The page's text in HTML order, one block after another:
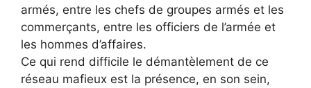
armés, entre les chefs de groupes armés et les
commerçants, entre les officiers de l’armée et
les hommes d’affaires.
Ce qui rend difficile le démantèlement de ce
réseau mafieux est la présence, en son sein,